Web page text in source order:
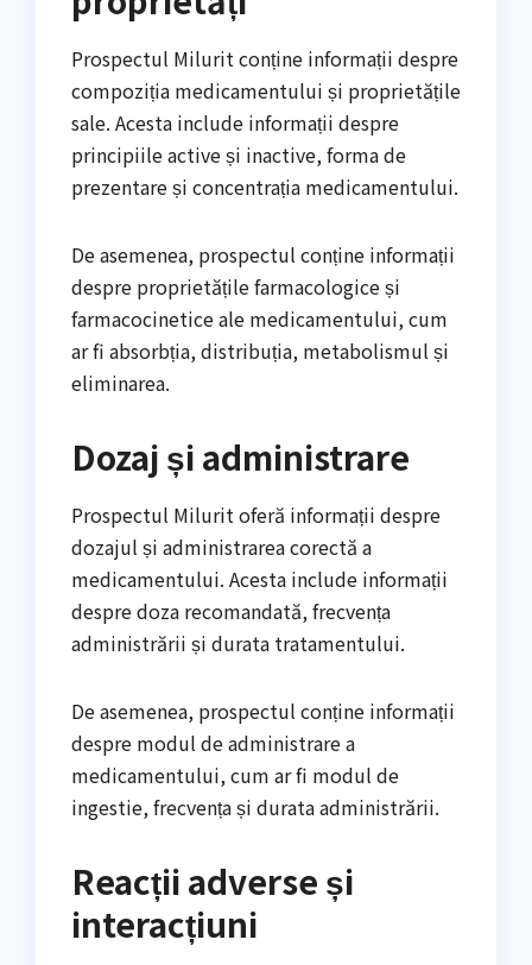
Prospectul Milurit conține informații despre
compoziția medicamentului și proprietățile
sale. Acesta include informații despre
principiile active și inactive, forma de
prezentare și concentrația medicamentului.
De asemenea, prospectul conține informații
despre proprietățile farmacologice și
farmacocinetice ale medicamentului, cum
ar fi absorbția, distribuția, metabolismul și
eliminarea.
Dozaj și administrare
Prospectul Milurit oferă informații despre
dozajul și administrarea corectă a
medicamentului. Acesta include informații
despre doza recomandată, frecvența
administrării și durata tratamentului.
De asemenea, prospectul conține informații
despre modul de administrare a
medicamentului, cum ar fi modul de
ingestie, frecvența și durata administrării.
Reacții adverse și
interacțiuni